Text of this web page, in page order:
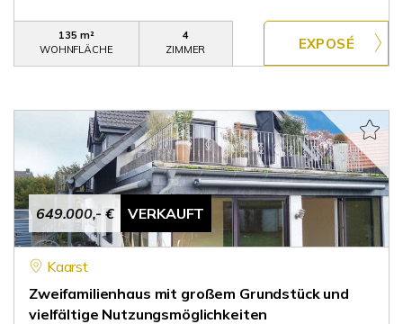
135 m²
WOHNFLÄCHE
4
ZIMMER
649.000,- € VERKAUFT
Kaarst
Zweifamilienhaus mit großem Grundstück und
vielfältige Nutzungsmöglichkeiten